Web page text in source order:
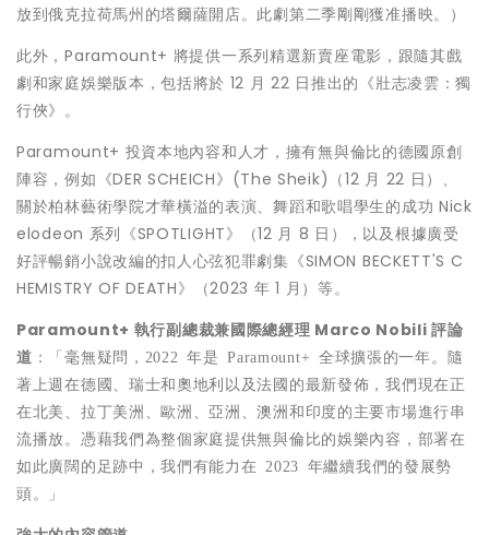
放到俄克拉荷馬州的塔爾薩開店。此劇第二季剛剛獲准播映。）
此外，Paramount+ 將提供一系列精選新賣座電影，跟隨其戲
劇和家庭娛樂版本，包括將於 12 月 22 日推出的《壯志凌雲：獨
行俠》。
Paramount+ 投資本地內容和人才，擁有無與倫比的德國原創
陣容，例如《DER SCHEICH》(The Sheik)（12 月 22 日）、
關於柏林藝術學院才華橫溢的表演、舞蹈和歌唱學生的成功 Nick
elodeon 系列《SPOTLIGHT》（12 月 8 日），以及根據廣受
好評暢銷小說改編的扣人心弦犯罪劇集《SIMON BECKETT'S C
HEMISTRY OF DEATH》（2023 年 1 月）等。
Paramount+ 執行副總裁兼國際總經理 Marco Nobili 評論
道 ： 「毫無疑問， 2022年是 Paramount+ 全球擴張的一年。隨
著上週在德國、瑞士和奧地利以及法國的最新發佈，我們現在正
在北美、拉丁美洲、歐洲、亞洲、澳洲和印度的主要市場進行串
流播放。憑藉我們為整個家庭提供無與倫比的娛樂內容，部署在
如此廣闊的足跡中，我們有能力在
2023 年繼續我們的發展勢
頭。」